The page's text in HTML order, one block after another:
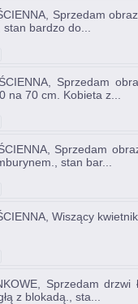
Sprzedam
bardzo do...
ŚCIENNA, Sprzedam
na 70 cm. Kobieta z...
Sprzedam
stan bar...
Wiszący
Sprzedam
z blokadą., sta...